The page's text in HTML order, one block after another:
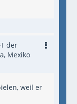
der
Mexiko
weil er